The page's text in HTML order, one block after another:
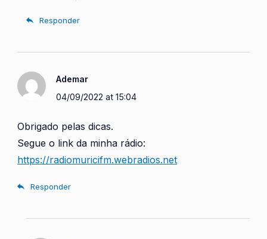
Responder
Ademar
04/09/2022 at 15:04
Obrigado pelas dicas.
Segue o link da minha rádio:
https://radiomuricifm.webradios.net
Responder